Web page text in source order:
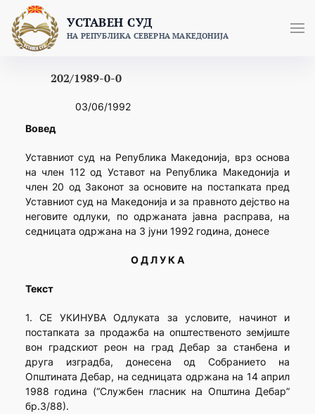
content
УСТАВЕН СУД
НА РЕПУБЛИКА СЕВЕРНА МАКЕДОНИЈА
202/1989-0-0
03/06/1992
Вовед
Уставниот суд на Република Македонија, врз основа
на член 112 од Уставот на Република Македонија и
член 20 од Законот за основите на постапката пред
Уставниот суд на Македонија и за правното дејство на
неговите одлуки, по одржаната јавна расправа, на
седницата одржана на 3 јуни 1992 година, донесе
О Д Л У К А
Текст
1. СЕ УКИНУВА Одлуката за условите, начинот и
постапката за продажба на општественото земјиште
вон градскиот реон на град Дебар за станбена и
друга изградба, донесена од Собранието на
Општината Дебар, на седницата одржана на 14 април
1988 година (“Службен гласник на Општина Дебар”
бр.3/88).